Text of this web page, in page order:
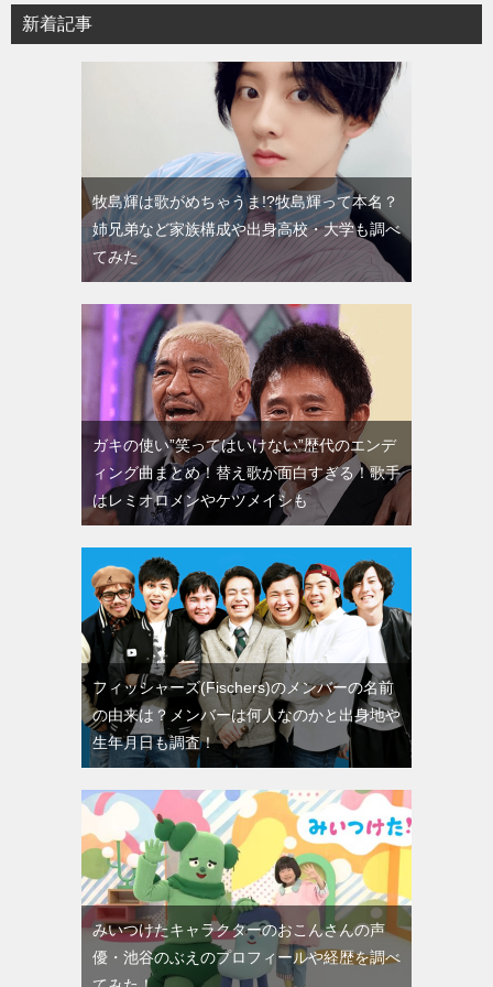
新着記事
牧島輝は歌がめちゃうま!?牧島輝って本名？
姉兄弟など家族構成や出身高校・大学も調べ
てみた
ガキの使い”笑ってはいけない”歴代のエンデ
ィング曲まとめ！替え歌が面白すぎる！歌手
はレミオロメンやケツメイシも
フィッシャーズ(Fischers)のメンバーの名前
の由来は？メンバーは何人なのかと出身地や
生年月日も調査！
みいつけたキャラクターのおこんさんの声
優・池谷のぶえのプロフィールや経歴を調べ